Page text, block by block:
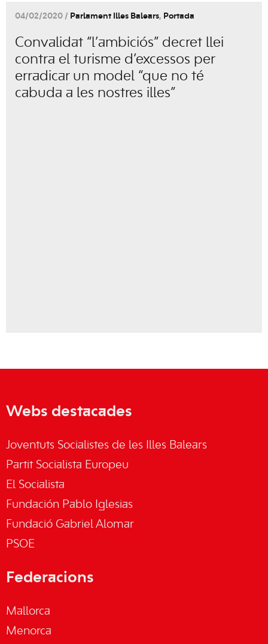
04/02/2020 / Parlament Illes Balears, Portada
Convalidat “l’ambiciós” decret llei
contra el turisme d’excessos per
erradicar un model “que no té
cabuda a les nostres illes”
Webs destacades
Joventuts Socialistes de les Illes Balears
Partit Socialista Europeu
El Socialista
Fundación Pablo Iglesias
Fundació Gabriel Alomar
PSOE
Federacions
Mallorca
Menorca